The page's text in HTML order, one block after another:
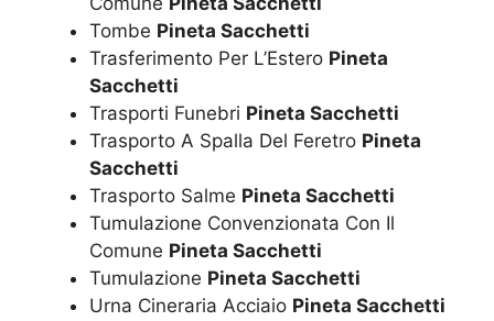
Tombe Pineta Sacchetti
Trasferimento Per L’Estero Pineta
Sacchetti
Trasporti Funebri Pineta Sacchetti
Trasporto A Spalla Del Feretro Pineta
Sacchetti
Trasporto Salme Pineta Sacchetti
Tumulazione Convenzionata Con Il
Comune Pineta Sacchetti
Tumulazione Pineta Sacchetti
Urna Cineraria Acciaio Pineta Sacchetti